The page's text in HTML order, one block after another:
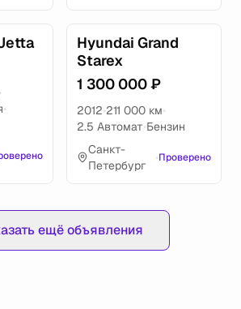
•
•
Hyundai Grand
Starex
1 300 000 ₽
2012•211 000 км•
2.5 Автомат•Бензин
Санкт-
Петербург
•Проверено
ещё объявления